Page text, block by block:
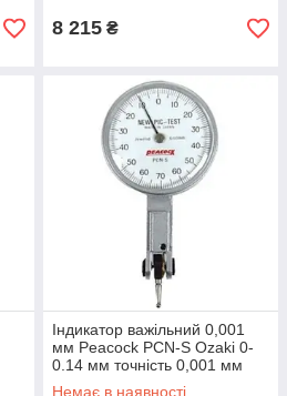
8 215 ₴
Індикатор важільний 0,001
мм Peacock PCN-S Ozaki 0-
0.14 мм точність 0,001 мм
Немає в наявності